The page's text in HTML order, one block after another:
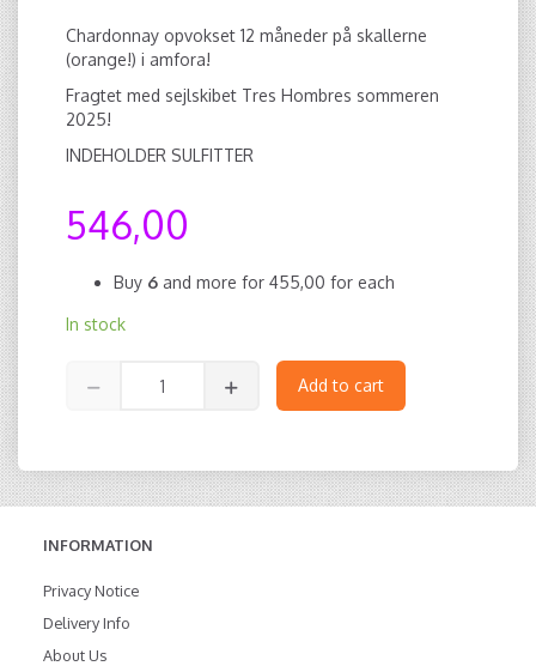
Chardonnay opvokset 12 måneder på skallerne
(orange!) i amfora!
Fragtet med sejlskibet Tres Hombres sommeren
2025!
INDEHOLDER SULFITTER
546,00
Buy 6 and more for 455,00 for each
In stock
Add to cart
INFORMATION
Privacy Notice
Delivery Info
About Us